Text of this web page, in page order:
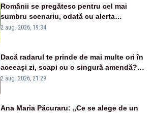
Românii se pregătesc pentru cel mai
sumbru scenariu, odată cu alerta
energetică
2 aug. 2026, 19:34
Dacă radarul te prinde de mai multe ori în
aceeași zi, scapi cu o singură amendă?
Ce spune legea
2 aug. 2026, 21:29
Ana Maria Păcuraru: „Ce se alege de un